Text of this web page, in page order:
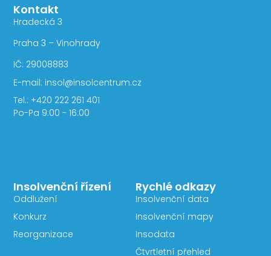
Rychlé odkazy
Insolvenční data
Insolvenční mapy
Insodata
Čtvrtletní přehled
Insolvenční řízení
Oddlužení
Konkurz
Reorganizace
Kontakt
Hradecká 3
Praha 3 – Vinohrady
IČ: 29008883
E-mail: insol@insolcentrum.cz
Tel.: +420 222 261 401
Po-Pa 9:00 - 16:00